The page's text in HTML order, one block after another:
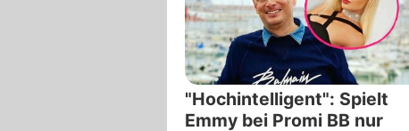
"Hochintelligent": Spielt
Emmy bei Promi BB nur